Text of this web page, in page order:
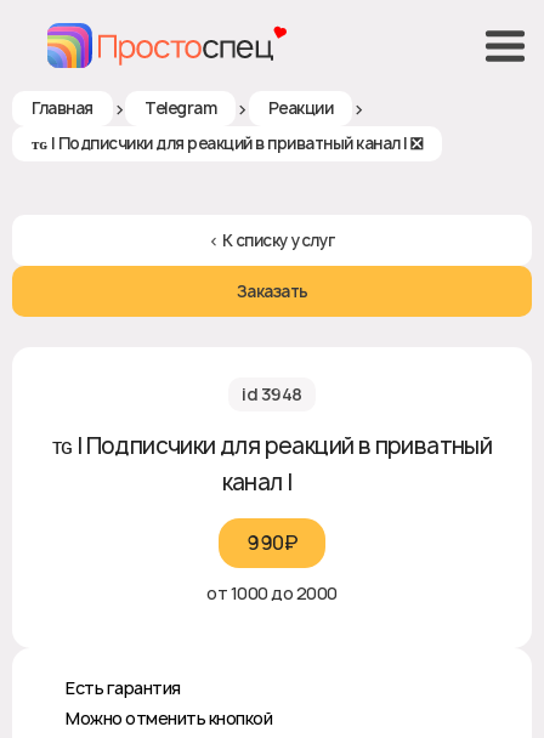
Главная > Telegram > Реакции >
ᴛɢ | Подписчики для реакций в приватный канал | ❎
< К списку услуг
Заказать
id 3948
ᴛɢ | Подписчики для реакций в приватный
канал | ❎
990₽‎
от 1000 до 2000
♻️ Есть гарантия
❎ Можно отменить кнопкой